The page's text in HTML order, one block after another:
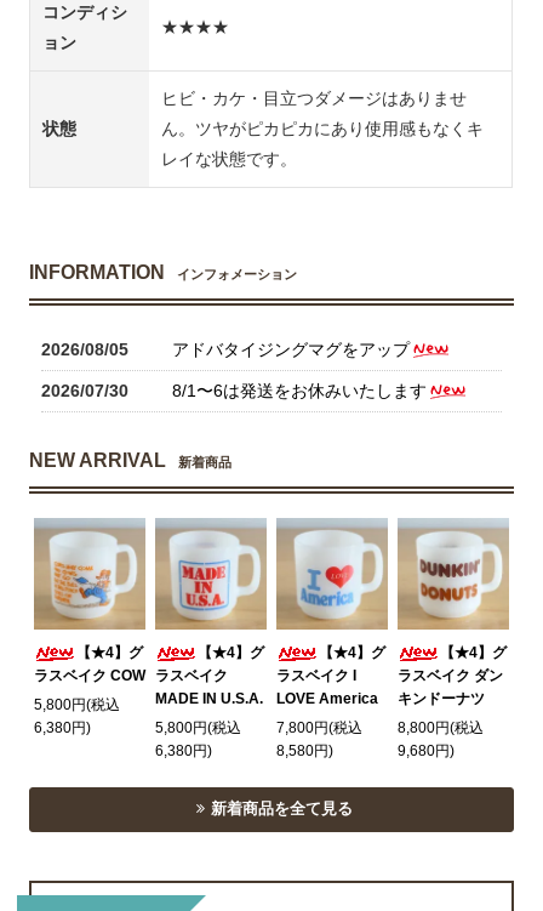
コンディシ
ョン
★★★★
状態
ヒビ・カケ・目立つダメージはありませ
ん。ツヤがピカピカにあり使用感もなくキ
レイな状態です。
INFORMATION インフォメーション
2026/08/05 アドバタイジングマグをアップ
2026/07/30 8/1〜6は発送をお休みいたします
NEW ARRIVAL 新着商品
【★4】グ
ラスベイク COW
5,800円(税込
6,380円)
【★4】グ
ラスベイク
MADE IN U.S.A.
5,800円(税込
6,380円)
【★4】グ
ラスベイク I
LOVE America
7,800円(税込
8,580円)
【★4】グ
ラスベイク ダン
キンドーナツ
8,800円(税込
9,680円)
新着商品を全て見る